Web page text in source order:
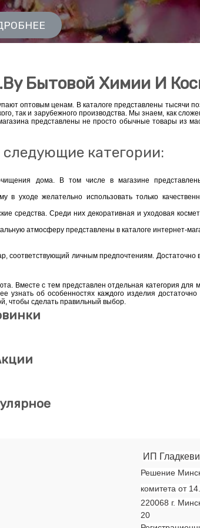
Бытовой Химии И
оптовым ценам. В каталоге представлены тысячи
так и зарубежного производства. Мы знаем, как
представлены не просто обычные товары из
категории:
дома. В том числе в магазине
в уходе желательно использовать только
средства. Среди них декоративная и уходовая
атмосферу представлены в каталоге интернет-
личным предпочтениям. Достаточно
Вместе с тем представлен отдельная категория
об особенностях каждого изделия достаточно
чтобы сделать правильный выбор.
ИП
Решение
комитета от
220068 г.
20